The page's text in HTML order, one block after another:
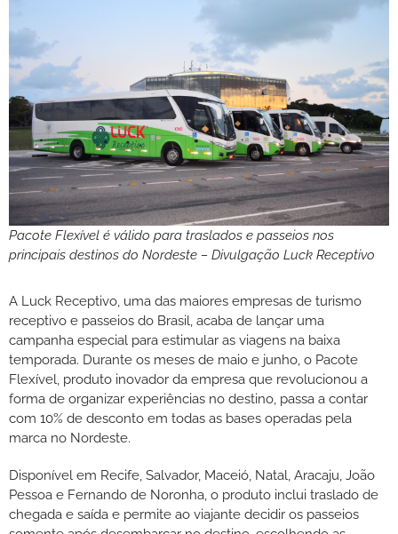
Pacote Flexível é válido para traslados e passeios nos
principais destinos do Nordeste – Divulgação Luck Receptivo
A Luck Receptivo, uma das maiores empresas de turismo
receptivo e passeios do Brasil, acaba de lançar uma
campanha especial para estimular as viagens na baixa
temporada. Durante os meses de maio e junho, o Pacote
Flexível, produto inovador da empresa que revolucionou a
forma de organizar experiências no destino, passa a contar
com 10% de desconto em todas as bases operadas pela
marca no Nordeste.
Disponível em Recife, Salvador, Maceió, Natal, Aracaju, João
Pessoa e Fernando de Noronha, o produto inclui traslado de
chegada e saída e permite ao viajante decidir os passeios